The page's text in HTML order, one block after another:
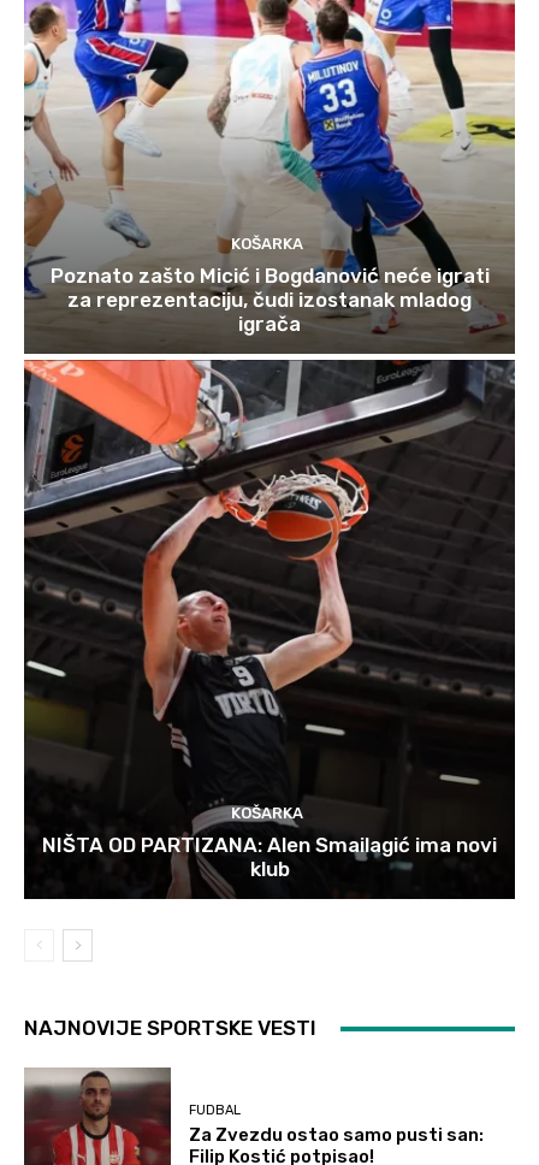
KOŠARKA
Poznato zašto Micić i Bogdanović neće igrati
za reprezentaciju, čudi izostanak mladog
igrača
KOŠARKA
NIŠTA OD PARTIZANA: Alen Smailagić ima novi
klub
NAJNOVIJE SPORTSKE VESTI
FUDBAL
Za Zvezdu ostao samo pusti san:
Filip Kostić potpisao!